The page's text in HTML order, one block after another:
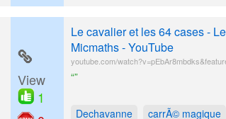
View
1
Le cavalier et les 64 cases -
Micmaths - YouTube
youtube.com/
“”
Dechavanne carrÃ© magique